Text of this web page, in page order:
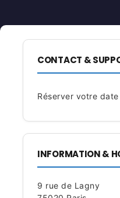
CONTACT &
Réserver votre
INFORMATION &
9 rue de Lagny